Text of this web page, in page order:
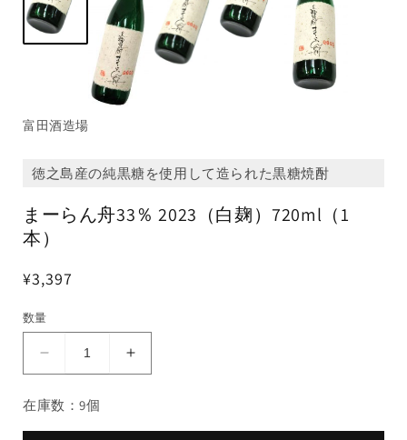
富田酒造場
徳之島産の純黒糖を使用して造られた黒糖焼酎
まーらん舟33％ 2023（白麹）720ml（1
本）
¥3,397
数量
ら
ん
ま
ん
在庫数：9個